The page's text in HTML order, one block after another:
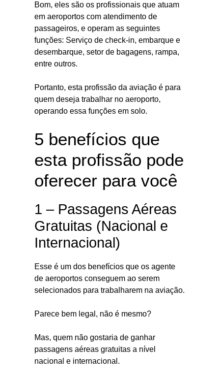
Bom, eles são os profissionais que atuam
em aeroportos com atendimento de
passageiros, e operam as seguintes
funções: Serviço de check-in, embarque e
desembarque, setor de bagagens, rampa,
entre outros.
Portanto, esta profissão da aviação é para
quem deseja trabalhar no aeroporto,
operando essa funções em solo.
5 benefícios que
esta profissão pode
oferecer para você
1 – Passagens Aéreas
Gratuitas (Nacional e
Internacional)
Esse é um dos benefícios que os agente
de aeroportos conseguem ao serem
selecionados para trabalharem na aviação.
Parece bem legal, não é mesmo?
Mas, quem não gostaria de ganhar
passagens aéreas gratuitas a nível
nacional e internacional.